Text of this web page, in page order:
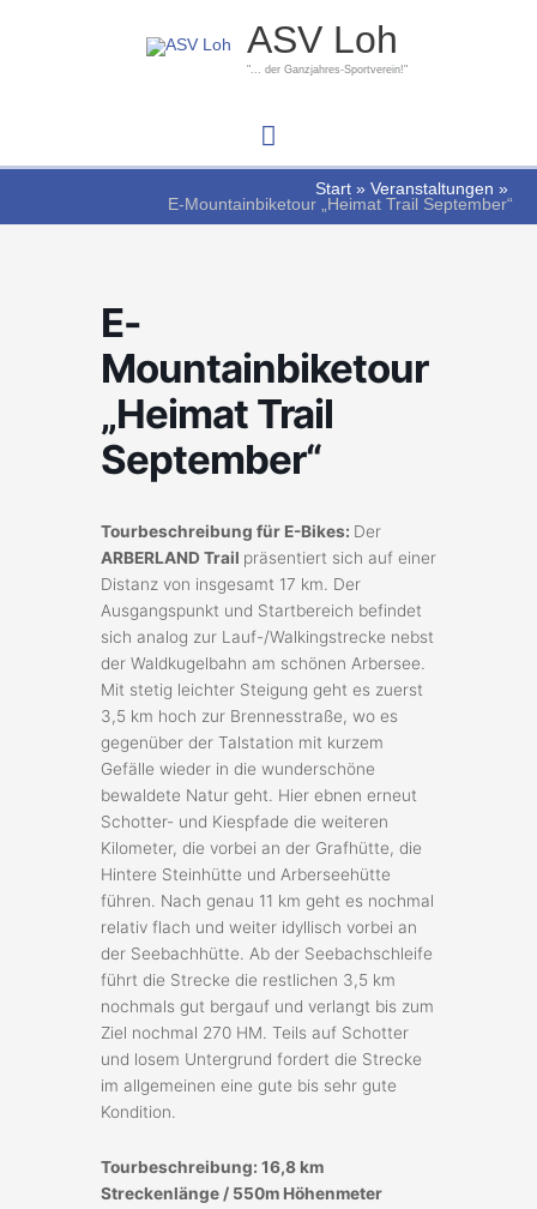
ASV Loh
"... der Ganzjahres-Sportverein!"
Hauptmenü
Start
Veranstaltungen
E-Mountainbiketour „Heimat Trail September“
E-
Mountainbiketour
„Heimat Trail
September“
Tourbeschreibung für E-Bikes: Der
ARBERLAND Trail präsentiert sich auf einer
Distanz von insgesamt 17 km. Der
Ausgangspunkt und Startbereich befindet
sich analog zur Lauf-/Walkingstrecke nebst
der Waldkugelbahn am schönen Arbersee.
Mit stetig leichter Steigung geht es zuerst
3,5 km hoch zur Brennesstraße, wo es
gegenüber der Talstation mit kurzem
Gefälle wieder in die wunderschöne
bewaldete Natur geht. Hier ebnen erneut
Schotter- und Kiespfade die weiteren
Kilometer, die vorbei an der Grafhütte, die
Hintere Steinhütte und Arberseehütte
führen. Nach genau 11 km geht es nochmal
relativ flach und weiter idyllisch vorbei an
der Seebachhütte. Ab der Seebachschleife
führt die Strecke die restlichen 3,5 km
nochmals gut bergauf und verlangt bis zum
Ziel nochmal 270 HM. Teils auf Schotter
und losem Untergrund fordert die Strecke
im allgemeinen eine gute bis sehr gute
Kondition.
Tourbeschreibung: 16,8 km
Streckenlänge / 550m Höhenmeter